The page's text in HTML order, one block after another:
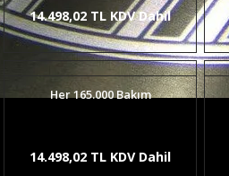
14.498,02 TL KDV Dahil
Her 165.000 Bakım
14.498,02 TL KDV Dahil